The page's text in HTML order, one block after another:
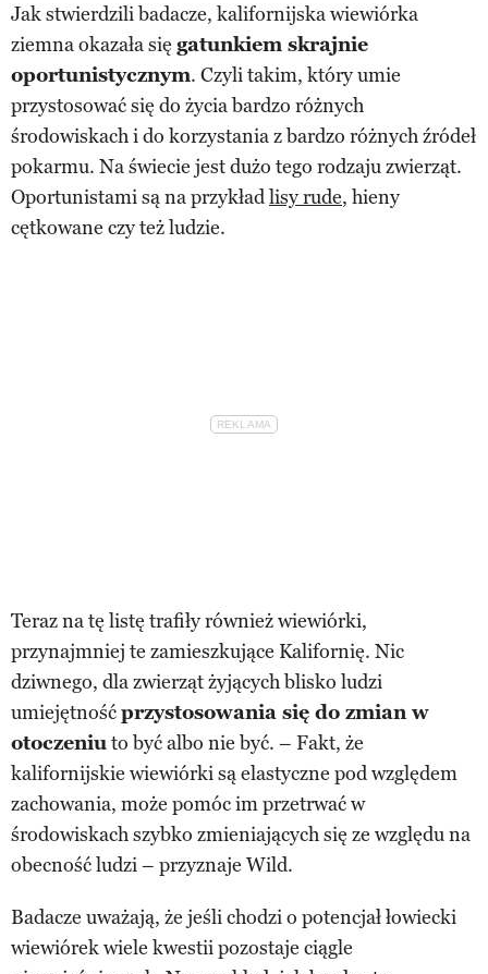
Jak stwierdzili badacze, kalifornijska wiewiórka
ziemna okazała się gatunkiem skrajnie
oportunistycznym. Czyli takim, który umie
przystosować się do życia bardzo różnych
środowiskach i do korzystania z bardzo różnych źródeł
pokarmu. Na świecie jest dużo tego rodzaju zwierząt.
Oportunistami są na przykładlisy rude, hieny
cętkowane czy też ludzie.
Teraz na tę listę trafiły również wiewiórki,
przynajmniej te zamieszkujące Kalifornię. Nic
dziwnego, dla zwierząt żyjących blisko ludzi
umiejętnośćprzystosowania się do zmian w
otoczeniuto być albo nie być. – Fakt, że
kalifornijskie wiewiórki są elastyczne pod względem
zachowania, może pomóc im przetrwać w
środowiskach szybko zmieniających się ze względu na
obecność ludzi – przyznaje Wild.
Badacze uważają, że jeśli chodzi o potencjał łowiecki
wiewiórek wiele kwestii pozostaje ciągle